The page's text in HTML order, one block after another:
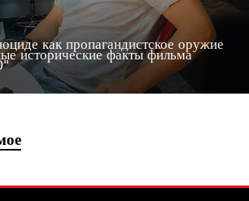
как пропагандистское оружие
исторические факты фильма